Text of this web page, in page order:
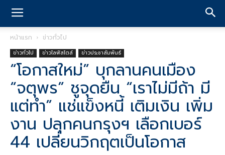
หน้าแรก ข่าวทั่วไป
ข่าวทั่วไป ข่าวไลฟ์สไตล์ ข่าวประชาสัมพันธ์
“โอกาสใหม่” บุกลานคนเมือง
“จตุพร” ชูจุดยืน “เราไม่มีถ้า มี
แต่ทำ” แช่แข็งหนี้ เติมเงิน เพิ่ม
งาน ปลุกคนกรุงฯ เลือกเบอร์
44 เปลี่ยนวิกฤตเป็นโอกาส